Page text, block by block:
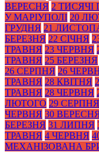
ВЕРЕСНЯ 2 ТИСЯЧІ
У МАРІУПОЛІ 20
ГРУДНЯ 21
БЕРЕЗНЯ 22 СІЧНЯ
ТРАВНЯ 23 ЧЕРВНЯ
ТРАВНЯ 25 БЕРЕЗНЯ
26 СЕРПНЯ 26
ТРАВНЯ 28 КВІТНЯ
ТРАВНЯ 28 ЧЕРВНЯ
ЛЮТОГО 29 СЕРПНЯ
ЧЕРВНЯ 30
БЕРЕЗНЯ 31 ЛИПНЯ
ТРАВНЯ 4 ЧЕРВНЯ
МЕХАНІЗОВАНА